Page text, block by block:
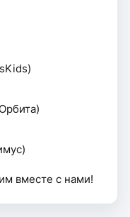
вместе с нами!